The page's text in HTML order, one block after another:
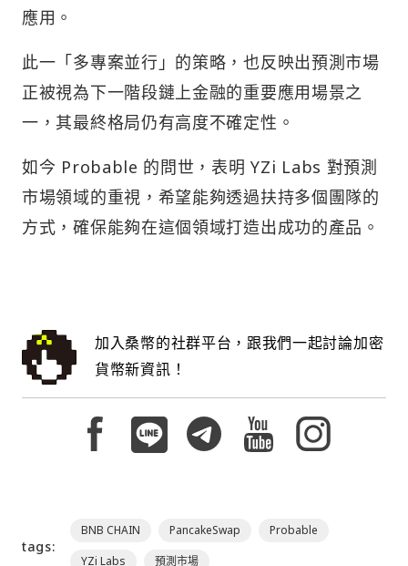
應用。
此一「多專案並行」的策略，也反映出預測市場
正被視為下一階段鏈上金融的重要應用場景之
一，其最終格局仍有高度不確定性。
如今 Probable 的問世，表明 YZi Labs 對預測
市場領域的重視，希望能夠透過扶持多個團隊的
方式，確保能夠在這個領域打造出成功的產品。
加入桑幣的社群平台，跟我們一起討論加密
貨幣新資訊！
tags:
BNB CHAIN PancakeSwap
Probable
YZi Labs
預測市場